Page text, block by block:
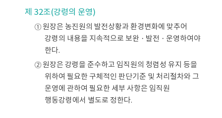
제 32조(강령의 운영)
① 원장은 농진원의 발전상황과 환경변화에 맞추어
강령의 내용을 지속적으로 보완ㆍ발전ㆍ운영하여야
한다.
② 원장은 강령을 준수하고 임직원의 청렴성 유지 등을
위하여 필요한 구체적인 판단기준 및 처리절차와 그
운영에 관하여 필요한 세부 사항은 임직원
행동강령에서 별도로 정한다.